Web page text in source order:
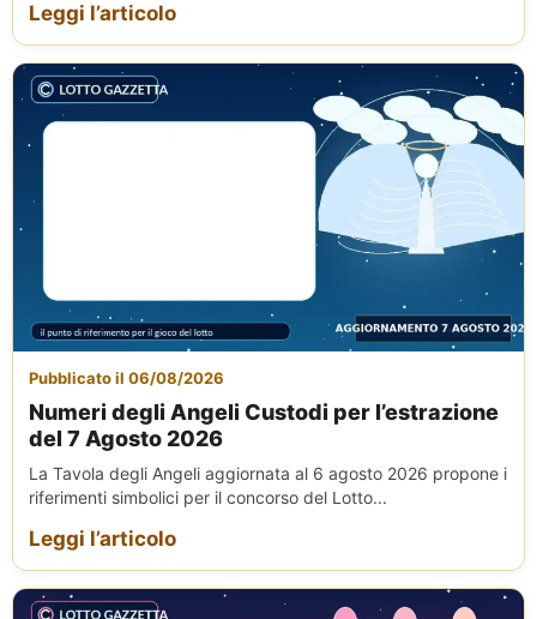
Leggi l’articolo
Pubblicato il 06/08/2026
Numeri degli Angeli Custodi per l’estrazione
del 7 Agosto 2026
La Tavola degli Angeli aggiornata al 6 agosto 2026 propone i
riferimenti simbolici per il concorso del Lotto...
Leggi l’articolo